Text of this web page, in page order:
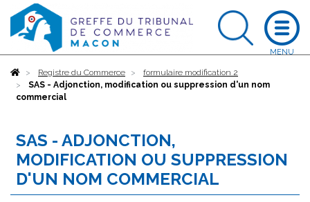
AccueilRegistre du Commerce
formulaire modification 2
SAS - Adjonction, modification ou suppression d'un nom
commercial
SAS - ADJONCTION,
MODIFICATION OU SUPPRESSION
D'UN NOM COMMERCIAL